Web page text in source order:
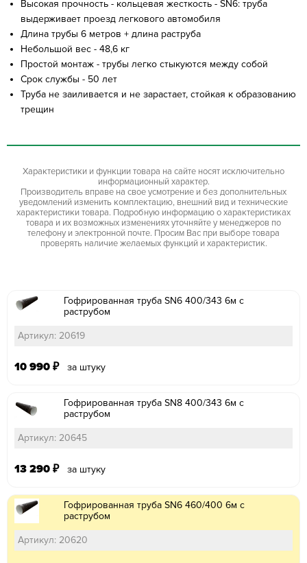
Высокая прочность - кольцевая жесткость - SN6: труба
выдерживает проезд легкового автомобиля
Длина трубы 6 метров + длина раструба
Небольшой вес - 48,6 кг
Простой монтаж - трубы легко стыкуются между собой
Срок службы - 50 лет
Труба не заиливается и не зарастает, стойкая к образованию
трещин
Характеристики и функции товара на сайте носят исключительно
информационный характер.
Производитель вправе на свое усмотрение и без дополнительных
уведомлений изменить комплектацию, внешний вид и технические
характеристики товара. Подробную информацию о характеристиках
товара и их возможных изменениях уточняйте у менеджеров по
телефону и электронной почте. Просим Вас при выборе товара
проверять наличие желаемых функций и характеристик.
Гофрированная труба SN6 400/343 6м с
раструбом
Артикул: 20619
10 990 ₽ за штуку
Гофрированная труба SN8 400/343 6м с
раструбом
Артикул: 20645
13 290 ₽ за штуку
Гофрированная труба SN6 460/400 6м с
раструбом
Артикул: 20620